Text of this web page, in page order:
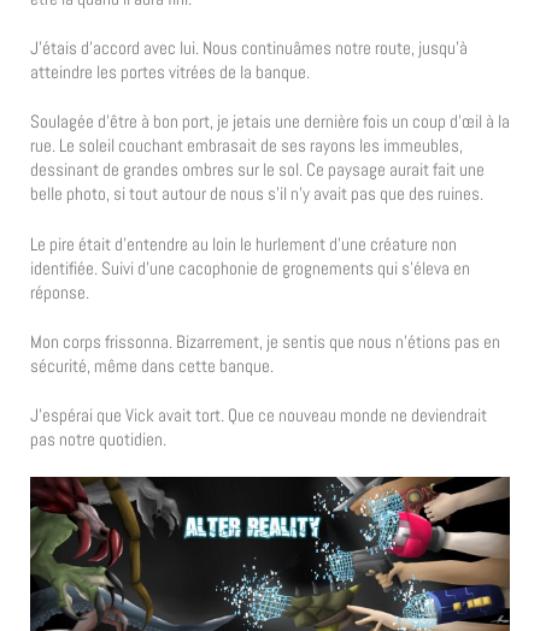
J’étais d’accord avec lui. Nous continuâmes notre route, jusqu’à
atteindre les portes vitrées de la banque.
Soulagée d’être à bon port, je jetais une dernière fois un coup d’œil à la
rue. Le soleil couchant embrasait de ses rayons les immeubles,
dessinant de grandes ombres sur le sol. Ce paysage aurait fait une
belle photo, si tout autour de nous s’il n’y avait pas que des ruines.
Le pire était d’entendre au loin le hurlement d’une créature non
identifiée. Suivi d’une cacophonie de grognements qui s’éleva en
réponse.
Mon corps frissonna. Bizarrement, je sentis que nous n’étions pas en
sécurité, même dans cette banque.
J’espérai que Vick avait tort. Que ce nouveau monde ne deviendrait
pas notre quotidien.